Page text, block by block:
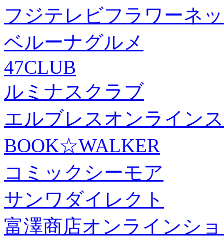
フジテレビフラワーネ
ベルーナグルメ
47CLUB
ルミナスクラブ
エルブレスオンライン
BOOK☆WALKER
コミックシーモア
サンワダイレクト
富澤商店オンラインシ